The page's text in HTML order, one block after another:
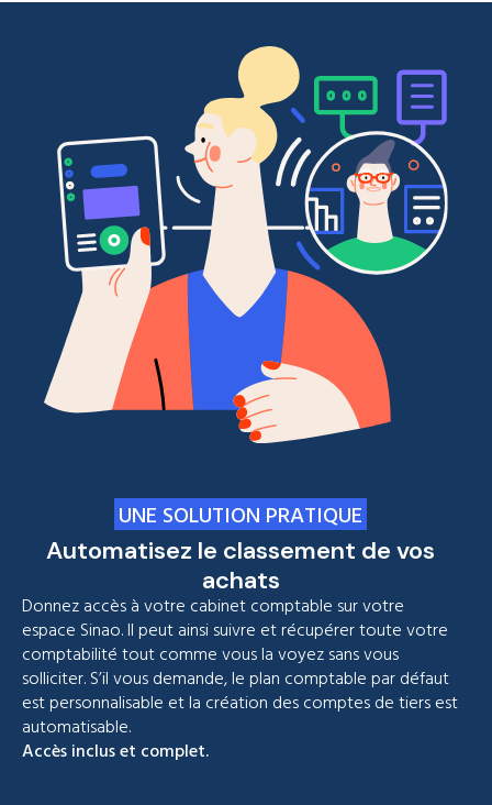
UNE SOLUTION PRATIQUE
Automatisez le classement de vos
achats
Donnez accès à votre cabinet comptable sur votre
espace Sinao. Il peut ainsi suivre et récupérer toute votre
comptabilité tout comme vous la voyez sans vous
solliciter. S’il vous demande, le plan comptable par défaut
est personnalisable et la création des comptes de tiers est
automatisable.
Accès inclus et complet.